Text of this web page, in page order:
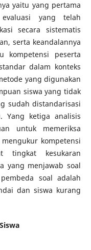
yaitu yang pertama
yang telah
secara sistematis
serta keandalannya
kompetensi peserta
dalam konteks
yang digunakan
siswa yang tidak
sudah distandarisasi
Yang ketiga analisis
untuk memeriksa
kompetensi
tingkat kesukaran
yang menjawab soal
soal adalah
dan siswa kurang